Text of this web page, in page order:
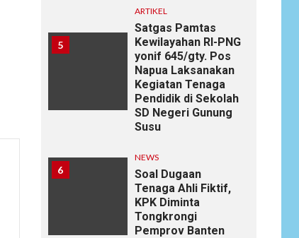
5
ARTIKEL
Satgas Pamtas
Kewilayahan RI-PNG
yonif 645/gty. Pos
Napua Laksanakan
Kegiatan Tenaga
Pendidik di Sekolah
SD Negeri Gunung
Susu
6
NEWS
Soal Dugaan
Tenaga Ahli Fiktif,
KPK Diminta
Tongkrongi
Pemprov Banten